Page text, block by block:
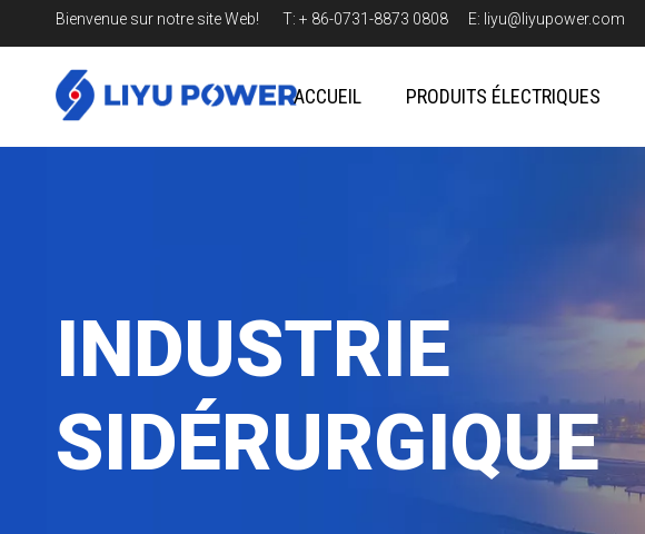
Bienvenue sur notre site Web! T: + 86-0731-8873 0808 E: liyu@liyupower.com
ACCUEIL PRODUITS ÉLECTRIQUES
INDUSTRIE
SIDÉRURGIQUE